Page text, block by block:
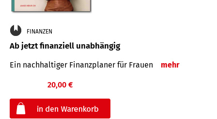
FINANZEN
Ab jetzt finanziell unabhängig
Ein nachhaltiger Finanzplaner für Frauen mehr
20,00 €